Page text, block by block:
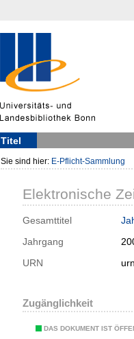
Titel
Sie sind hier: E-Pflicht-Sammlung
Elektronische
Gesamttitel
Jahrgang
URN
Zugänglichkeit
DAS DOKUMENT IST